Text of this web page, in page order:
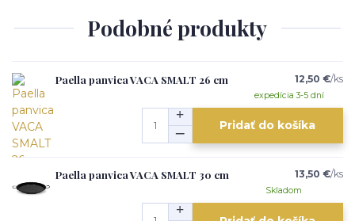
Podobné produkty
Paella panvica VACA SMALT 26 cm 12,50 €/ks
expedícia 3-5 dní
Pridať do košíka
Paella panvica VACA SMALT 30 cm 13,50 €/ks
Skladom